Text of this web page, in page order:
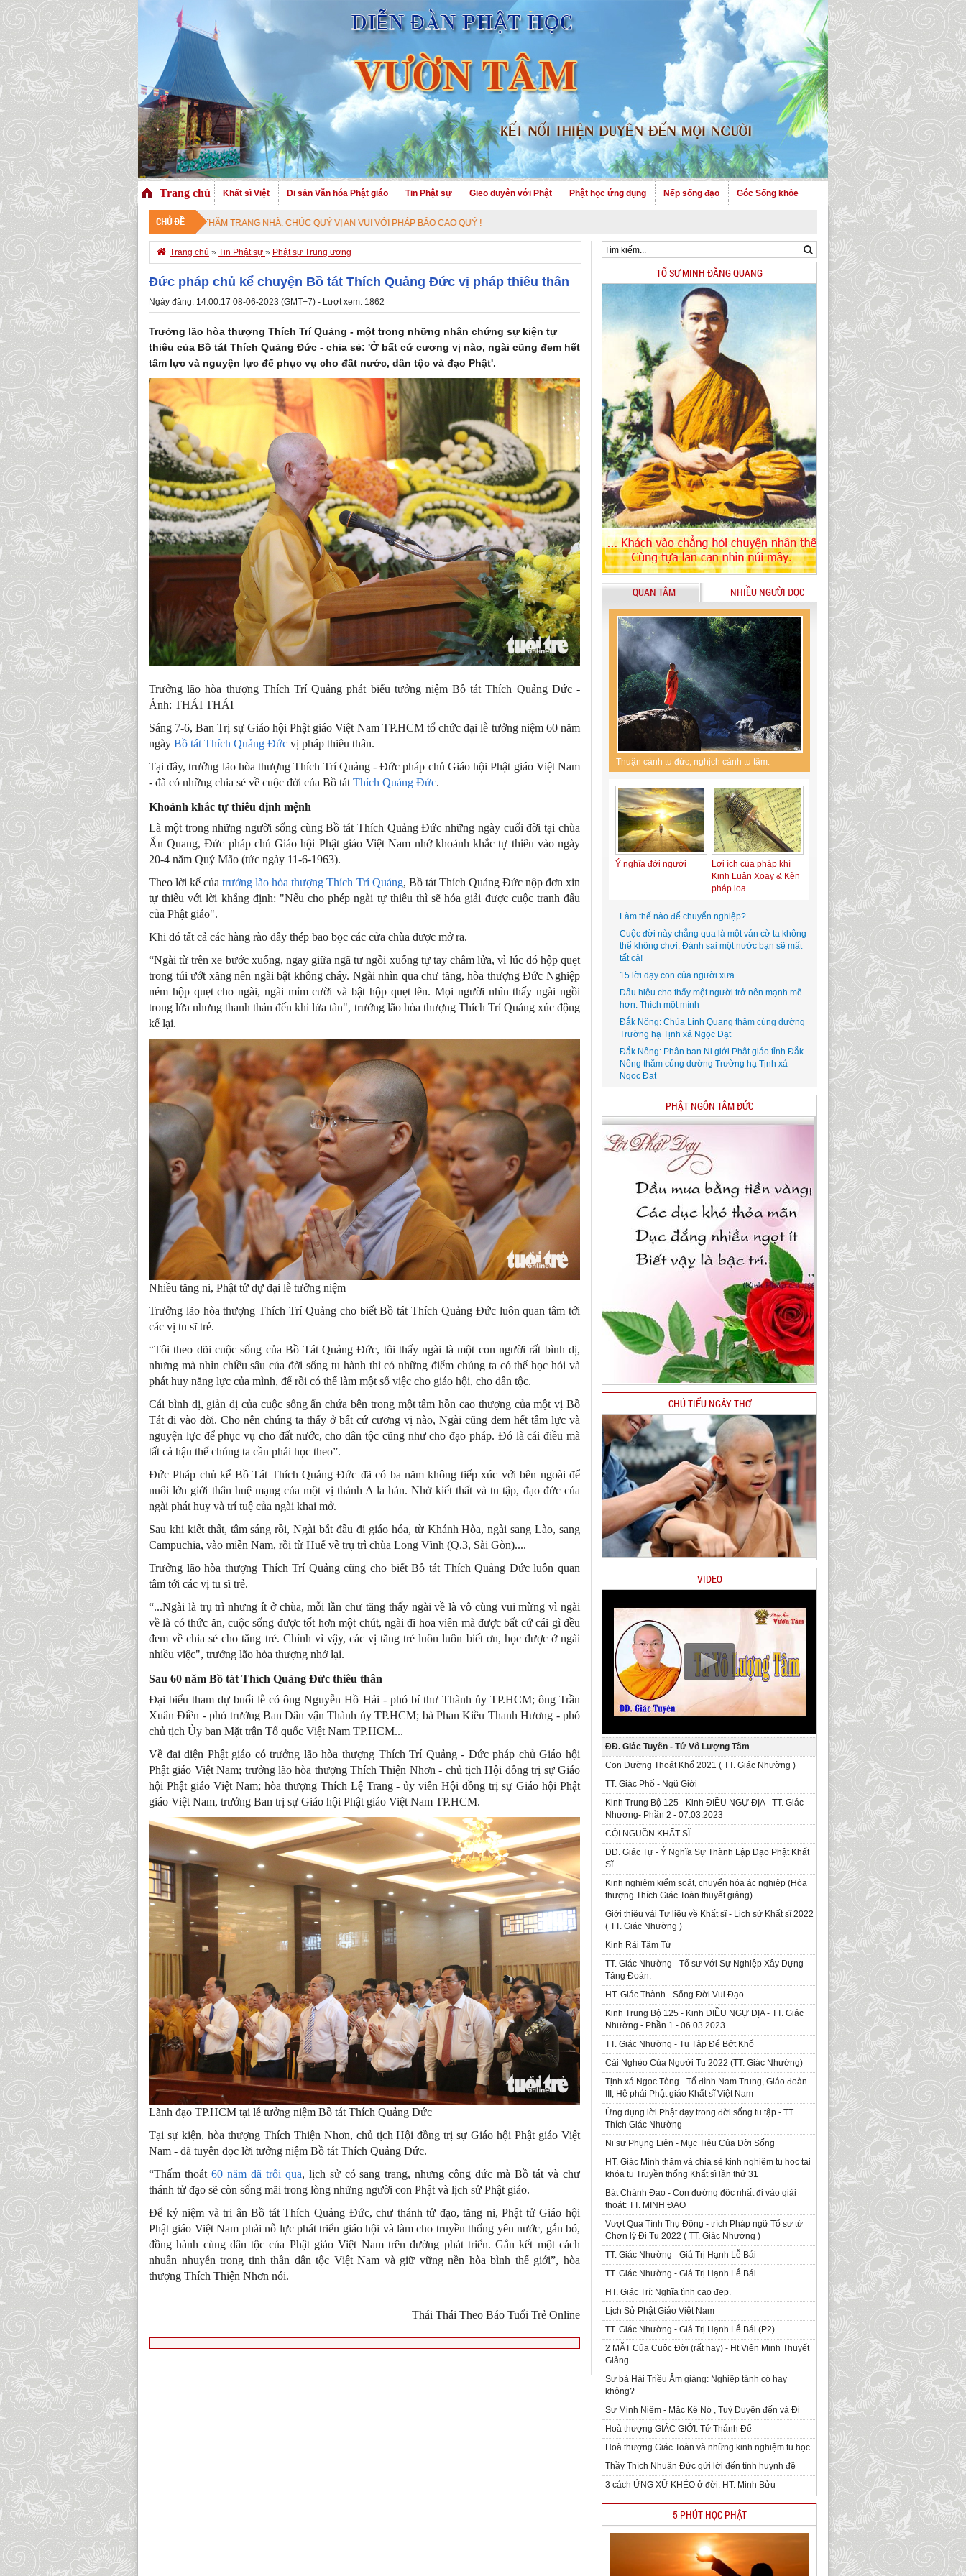
Trang chủ Khất sĩ Việt Di sản Văn hóa Phật giáo Tin Phật sự Gieo duyên với Phật Phật học ứng dụng Nếp sống đạo Góc Sống khỏe
CHỦ ĐỀ
CHÀO MỪNG QUÝ VỊ ĐÃ GHÉ THĂM TRANG NHÀ. CHÚC QUÝ VỊ AN VUI VỚI PHÁP BẢO CAO QUÝ !
 Trang chủ » Tin Phật sự » Phật sự Trung ương
Đức pháp chủ kể chuyện Bồ tát Thích Quảng Đức vị pháp thiêu thân
Ngày đăng: 14:00:17 08-06-2023 (GMT+7) - Lượt xem: 1862
Trưởng lão hòa thượng Thích Trí Quảng - một trong những nhân chứng sự kiện tự
thiêu của Bồ tát Thích Quảng Đức - chia sẻ: 'Ở bất cứ cương vị nào, ngài cũng đem hết
tâm lực và nguyện lực để phục vụ cho đất nước, dân tộc và đạo Phật'.
Trưởng lão hòa thượng Thích Trí Quảng phát biểu tưởng niệm Bồ tát Thích Quảng Đức -
Ảnh: THÁI THÁI
Sáng 7-6, Ban Trị sự Giáo hội Phật giáo Việt Nam TP.HCM tổ chức đại lễ tưởng niệm 60 năm
ngày Bồ tát Thích Quảng Đức vị pháp thiêu thân.
Tại đây, trưởng lão hòa thượng Thích Trí Quảng - Đức pháp chủ Giáo hội Phật giáo Việt Nam
- đã có những chia sẻ về cuộc đời của Bồ tát Thích Quảng Đức.
Khoảnh khắc tự thiêu định mệnh
Là một trong những người sống cùng Bồ tát Thích Quảng Đức những ngày cuối đời tại chùa
Ấn Quang, Đức pháp chủ Giáo hội Phật giáo Việt Nam nhớ khoảnh khắc tự thiêu vào ngày
20-4 năm Quý Mão (tức ngày 11-6-1963).
Theo lời kể củatrưởng lão hòa thượng Thích Trí Quảng, Bồ tát Thích Quảng Đức nộp đơn xin
tự thiêu với lời khẳng định: "Nếu cho phép ngài tự thiêu thì sẽ hóa giải được cuộc tranh đấu
của Phật giáo".
Khi đó tất cả các hàng rào dây thép bao bọc các cửa chùa được mở ra.
“Ngài từ trên xe bước xuống, ngay giữa ngã tư ngồi xuống tự tay châm lửa, vì lúc đó hộp quẹt
trong túi ướt xăng nên ngài bật không cháy. Ngài nhìn qua chư tăng, hòa thượng Đức Nghiệp
ném hộp quẹt cho ngài, ngài mỉm cười và bật hộp quẹt lên. Mọi người nhìn thấy ngài ngồi
trong lửa nhưng thanh thản đến khi lửa tàn", trưởng lão hòa thượng Thích Trí Quảng xúc động
kể lại.
Nhiều tăng ni, Phật tử dự đại lễ tưởng niệm
Trưởng lão hòa thượng Thích Trí Quảng cho biết Bồ tát Thích Quảng Đức luôn quan tâm tới
các vị tu sĩ trẻ.
“Tôi theo dõi cuộc sống của Bồ Tát Quảng Đức, tôi thấy ngài là một con người rất bình dị,
nhưng mà nhìn chiều sâu của đời sống tu hành thì có những điểm chúng ta có thể học hỏi và
phát huy năng lực của mình, để rồi có thể làm một số việc cho giáo hội, cho dân tộc.
Cái bình dị, giản dị của cuộc sống ẩn chứa bên trong một tâm hồn cao thượng của một vị Bồ
Tát đi vào đời. Cho nên chúng ta thấy ở bất cứ cương vị nào, Ngài cũng đem hết tâm lực và
nguyện lực để phục vụ cho đất nước, cho dân tộc cũng như cho đạo pháp. Đó là cái điều mà
tất cả hậu thế chúng ta cần phải học theo”.
Đức Pháp chủ kể Bồ Tát Thích Quảng Đức đã có ba năm không tiếp xúc với bên ngoài để
nuôi lớn giới thân huệ mạng của một vị thánh A la hán. Nhờ kiết thất và tu tập, đạo đức của
ngài phát huy và trí tuệ của ngài khai mở.
Sau khi kiết thất, tâm sáng rồi, Ngài bắt đầu đi giáo hóa, từ Khánh Hòa, ngài sang Lào, sang
Campuchia, vào miền Nam, rồi từ Huế về trụ trì chùa Long Vĩnh (Q.3, Sài Gòn)....
Trưởng lão hòa thượng Thích Trí Quảng cũng cho biết Bồ tát Thích Quảng Đức luôn quan
tâm tới các vị tu sĩ trẻ.
“...Ngài là trụ trì nhưng ít ở chùa, mỗi lần chư tăng thấy ngài về là vô cùng vui mừng vì ngài
về là có thức ăn, cuộc sống được tốt hơn một chút, ngài đi hoa viên mà được bất cứ cái gì đều
đem về chia sẻ cho tăng trẻ. Chính vì vậy, các vị tăng trẻ luôn luôn biết ơn, học được ở ngài
nhiều việc", trưởng lão hòa thượng nhớ lại.
Sau 60 năm Bồ tát Thích Quảng Đức thiêu thân
Đại biểu tham dự buổi lễ có ông Nguyễn Hồ Hải - phó bí thư Thành ủy TP.HCM; ông Trần
Xuân Điền - phó trưởng Ban Dân vận Thành ủy TP.HCM; bà Phan Kiều Thanh Hương - phó
chủ tịch Ủy ban Mặt trận Tổ quốc Việt Nam TP.HCM...
Về đại diện Phật giáo có trưởng lão hòa thượng Thích Trí Quảng - Đức pháp chủ Giáo hội
Phật giáo Việt Nam; trưởng lão hòa thượng Thích Thiện Nhơn - chủ tịch Hội đồng trị sự Giáo
hội Phật giáo Việt Nam; hòa thượng Thích Lệ Trang - ủy viên Hội đồng trị sự Giáo hội Phật
giáo Việt Nam, trưởng Ban trị sự Giáo hội Phật giáo Việt Nam TP.HCM.
Lãnh đạo TP.HCM tại lễ tưởng niệm Bồ tát Thích Quảng Đức
Tại sự kiện, hòa thượng Thích Thiện Nhơn, chủ tịch Hội đồng trị sự Giáo hội Phật giáo Việt
Nam - đã tuyên đọc lời tưởng niệm Bồ tát Thích Quảng Đức.
“Thấm thoát 60 năm đã trôi qua, lịch sử có sang trang, nhưng công đức mà Bồ tát và chư
thánh tử đạo sẽ còn sống mãi trong lòng những người con Phật và lịch sử Phật giáo.
Để kỷ niệm và tri ân Bồ tát Thích Quảng Đức, chư thánh tử đạo, tăng ni, Phật tử Giáo hội
Phật giáo Việt Nam phải nỗ lực phát triển giáo hội và làm cho truyền thống yêu nước, gắn bó,
đồng hành cùng dân tộc của Phật giáo Việt Nam trên đường phát triển. Gắn kết một cách
nhuần nhuyễn trong tinh thần dân tộc Việt Nam và giữ vững nền hòa bình thế giới”, hòa
thượng Thích Thiện Nhơn nói.
Thái Thái Theo Báo Tuổi Trẻ Online
TỔ SƯ MINH ĐĂNG QUANG
QUAN TÂM NHIỀU NGƯỜI ĐỌC
Thuận cảnh tu đức, nghịch cảnh tu tâm.
Ý nghĩa đời người
Lợi ích của pháp khí
Kinh Luân Xoay & Kèn
pháp loa
Làm thế nào để chuyển nghiệp?
Cuộc đời này chẳng qua là một ván cờ ta không
thể không chơi: Đánh sai một nước bạn sẽ mất
tất cả!
15 lời dạy con của người xưa
Dấu hiệu cho thấy một người trở nên mạnh mẽ
hơn: Thích một mình
Đắk Nông: Chùa Linh Quang thăm cúng dường
Trường hạ Tịnh xá Ngọc Đạt
Đắk Nông: Phân ban Ni giới Phật giáo tỉnh Đắk
Nông thăm cúng dường Trường hạ Tịnh xá
Ngọc Đạt
PHẬT NGÔN TÂM ĐỨC
CHÚ TIỂU NGÂY THƠ
VIDEO
ĐĐ. Giác Tuyên - Tứ Vô Lượng Tâm
Con Đường Thoát Khổ 2021 ( TT. Giác Nhường )
TT. Giác Phổ - Ngũ Giới
Kinh Trung Bộ 125 - Kinh ÐIỀU NGỰ ĐỊA - TT. Giác
Nhường- Phần 2 - 07.03.2023
CỘI NGUỒN KHẤT SĨ
ĐĐ. Giác Tự - Ý Nghĩa Sự Thành Lập Đạo Phật Khất
Sĩ.
Kinh nghiệm kiểm soát, chuyển hóa ác nghiệp (Hòa
thượng Thích Giác Toàn thuyết giảng)
Giới thiệu vài Tư liệu về Khất sĩ - Lịch sử Khất sĩ 2022
( TT. Giác Nhường )
Kinh Rãi Tâm Từ
TT. Giác Nhường - Tổ sư Với Sự Nghiệp Xây Dựng
Tăng Đoàn.
HT. Giác Thành - Sống Đời Vui Đạo
Kinh Trung Bộ 125 - Kinh ÐIỀU NGỰ ĐỊA - TT. Giác
Nhường - Phần 1 - 06.03.2023
TT. Giác Nhường - Tu Tập Để Bớt Khổ
Cái Nghèo Của Người Tu 2022 (TT. Giác Nhường)
Tịnh xá Ngọc Tòng - Tổ đình Nam Trung, Giáo đoàn
III, Hệ phái Phật giáo Khất sĩ Việt Nam
Ứng dụng lời Phật dạy trong đời sống tu tập - TT.
Thích Giác Nhường
Ni sư Phụng Liên - Mục Tiêu Của Đời Sống
HT. Giác Minh thăm và chia sẻ kinh nghiệm tu học tại
khóa tu Truyền thống Khất sĩ lần thứ 31
Bát Chánh Đạo - Con đường độc nhất đi vào giải
thoát: TT. MINH ĐẠO
Vượt Qua Tính Thụ Động - trích Pháp ngữ Tổ sư từ
Chơn lý Đi Tu 2022 ( TT. Giác Nhường )
TT. Giác Nhường - Giá Trị Hạnh Lễ Bái
TT. Giác Nhường - Giá Trị Hạnh Lễ Bái
HT. Giác Trí: Nghĩa tình cao đẹp.
Lịch Sử Phật Giáo Việt Nam
TT. Giác Nhường - Giá Trị Hạnh Lễ Bái (P2)
2 MẶT Của Cuộc Đời (rất hay) - Ht Viên Minh Thuyết
Giảng
Sư bà Hải Triều Âm giảng: Nghiệp tánh có hay
không?
Sư Minh Niệm - Mặc Kệ Nó , Tuỳ Duyên đến và Đi
Hoà thượng GIÁC GIỚI: Tứ Thánh Đế
Hoà thượng Giác Toàn và những kinh nghiệm tu học
Thầy Thích Nhuận Đức gửi lời đến tình huynh đệ
3 cách ỨNG XỬ KHÉO ở đời: HT. Minh Bửu
5 PHÚT HỌC PHẬT